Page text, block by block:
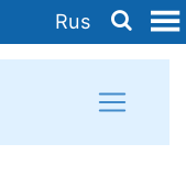
Rus